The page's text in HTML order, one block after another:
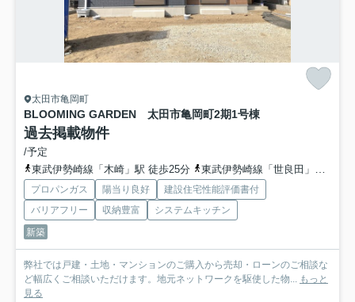
太田市亀岡町
BLOOMING GARDEN 太田市亀岡町2期1号棟
過去掲載物件
/予定
東武伊勢崎線「木崎」駅 徒歩25分
東武伊勢崎線「世良田」駅 徒歩43分
プロパンガス 陽当り良好
建設住宅性能評価書付
バリアフリー
収納豊富
システムキッチン
新築
弊社では戸建・土地・マンションのご購入から売却・ローンのご相談な
ど幅広くご相談いただけます。地元ネットワークを駆使した物... もっと
見る